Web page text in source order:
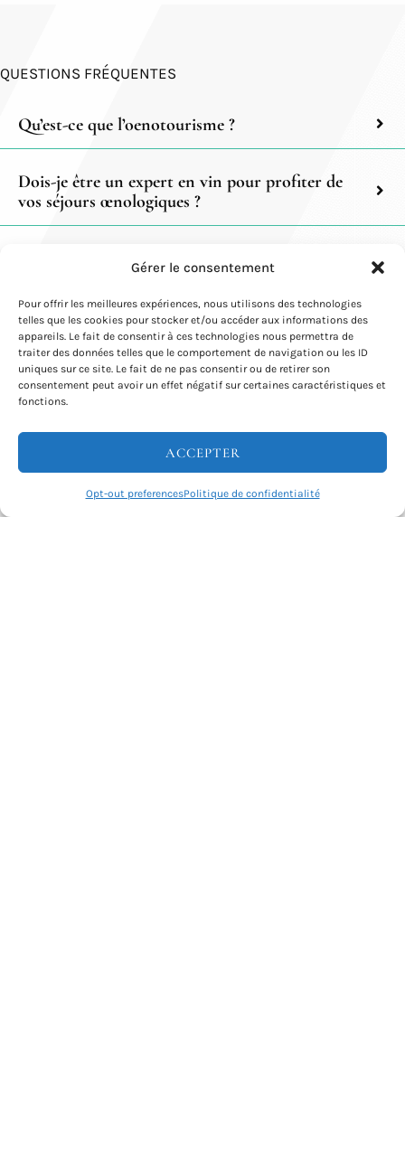
Gérer le consentement
Pour offrir les meilleures expériences, nous utilisons des technologies
telles que les cookies pour stocker et/ou accéder aux informations des
appareils. Le fait de consentir à ces technologies nous permettra de
traiter des données telles que le comportement de navigation ou les ID
uniques sur ce site. Le fait de ne pas consentir ou de retirer son
consentement peut avoir un effet négatif sur certaines caractéristiques et
fonctions.
ACCEPTER
Opt-out preferencesPolitique de confidentialité
QUESTIONS FRÉQUENTES
Qu’est-ce que l’oenotourisme ?
Dois-je être un expert en vin pour profiter de
vos séjours œnologiques ?
Quels types d’hébergement proposez-vous lors
des séjours œnologiques ?
Les séjours œnologiques incluent-ils des visites
guidées des vignobles ?
Puis-je acheter du vin directement chez les
producteurs pendant le séjour ?
Quelle est la meilleure période pour un séjour